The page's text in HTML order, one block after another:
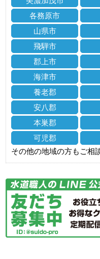
各務原市
山県市
飛騨市
郡上市
海津市
養老郡
安八郡
本巣郡
可児郡
その他の地域の方もご相